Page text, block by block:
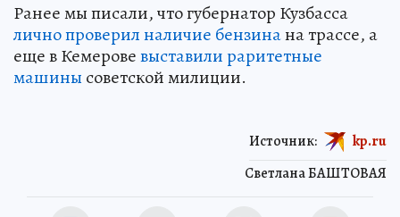
Ранее мы писали, что губернатор Кузбасса
лично проверил наличие бензинана трассе, а
еще в Кемеровевыставили раритетные
машины советской милиции.
Светлана БАШТОВАЯ
Источник: kp.ru